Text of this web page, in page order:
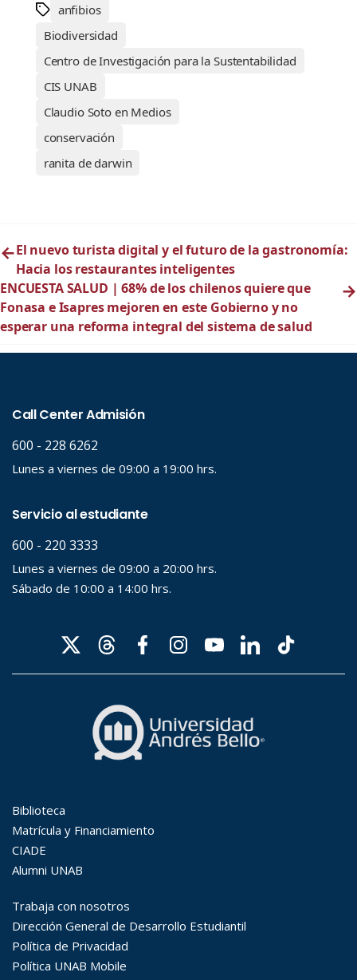
anfibios
Biodiversidad
Centro de Investigación para la Sustentabilidad
CIS UNAB
Claudio Soto en Medios
conservación
ranita de darwin
←El nuevo turista digital y el futuro de la gastronomía:
Hacia los restaurantes inteligentes
ENCUESTA SALUD | 68% de los chilenos quiere que
Fonasa e Isapres mejoren en este Gobierno y no
esperar una reforma integral del sistema de salud
→